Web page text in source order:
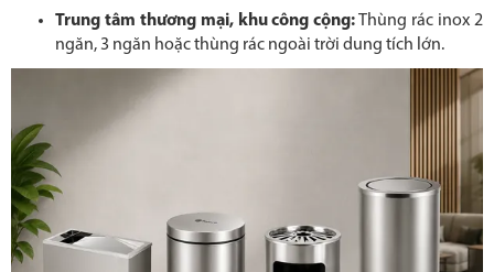
Trung tâm thương mại, khu công cộng:Thùng rác inox 2
ngăn, 3 ngăn hoặc thùng rác ngoài trời dung tích lớn.